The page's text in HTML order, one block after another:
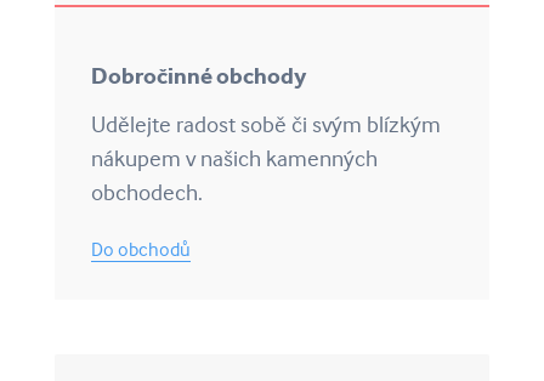
Dobročinné obchody
Udělejte radost sobě či svým blízkým
nákupem v našich kamenných
obchodech.
Do obchodů